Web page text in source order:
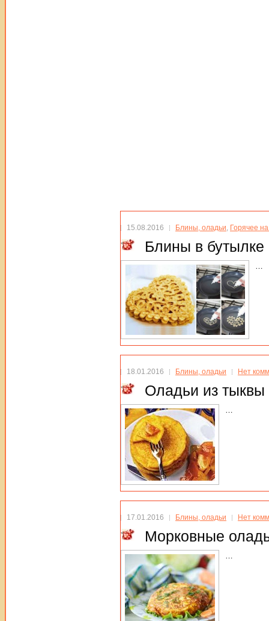
15.08.2016 Блины, оладьи Горячее
Блины в бутылке
18.01.2016 Блины, оладьи Нет
Оладьи из тыквы
17.01.2016 Блины, оладьи Нет
Морковные